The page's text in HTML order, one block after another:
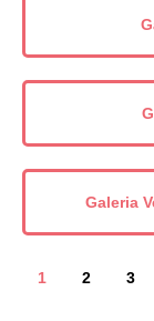
Galeria
1 2 3